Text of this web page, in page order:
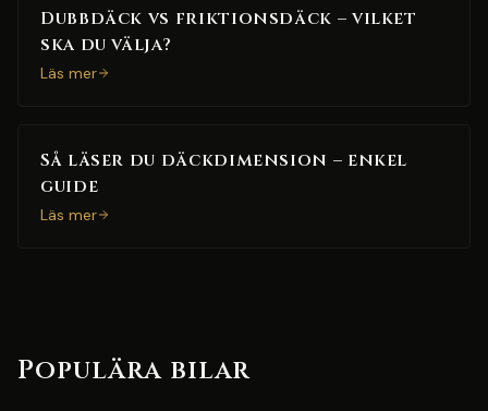
Dubbdäck vs friktionsdäck – vilket
ska du välja?
Läs mer
Så läser du däckdimension – enkel
guide
Läs mer
Populära bilar